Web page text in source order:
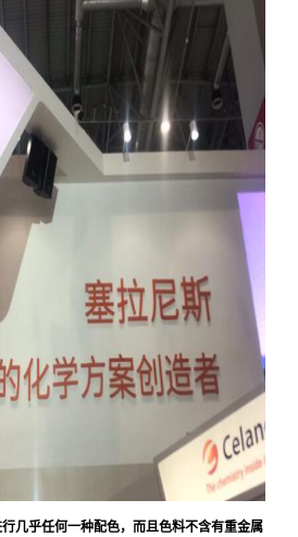
几乎任何一种配色，而且色料不含有重金属